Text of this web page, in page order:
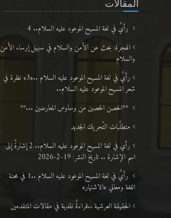
المقالات
رأيٌ في لغة المسيح الموعود عليه السلام.. 4
الهجرة: بحث عن الأمن والسلام في سبيل إرساء الأمن
والسلام
رأيٌ في لغة المسيح الموعود عليه السلام ..«3» نظرة في
شعر المسيح الموعود عليه السلام..
**الحصن الحصين من وساوس المعارضين ...**
متطلَّبات التّحريك الجديد
رأي في لغة المسيح الموعود عليه السلام.. 2 إشارةٌ إلى
اسم الإشارة .. تاريخ النشر: 19-2-2026
رأيٌ في لغة المسيح الموعود عليه السلام ..1 في محنة
اللغة ومعاني «الاشتهار»
الحقيقة العرشية ..قراءةٌ نقدية في مقالات المتقدمين